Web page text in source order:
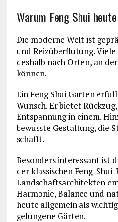
Warum Feng Shui
Die moderne Welt ist
und Reizüberflutung. Viele
deshalb nach Orten, an
können.
Ein Feng Shui Garten
Wunsch. Er bietet
Entspannung in einem.
bewusste Gestaltung, die
schafft.
Besonders interessant ist
der klassischen Feng-
Landschaftsarchitekten
Harmonie, Balance und
heute allgemein als
gelungene Gärten.